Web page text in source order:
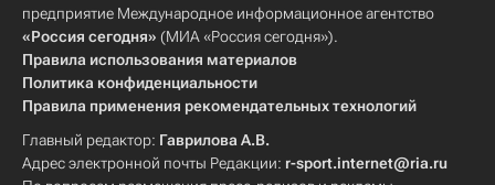
предприятие Международное информационное агентство
«Россия сегодня» (МИА «Россия сегодня»).
Правила использования материалов
Политика конфиденциальности
Правила применения рекомендательных технологий
Главный редактор: Гаврилова А.В.
Адрес электронной почты Редакции: r-sport.internet@ria.ru